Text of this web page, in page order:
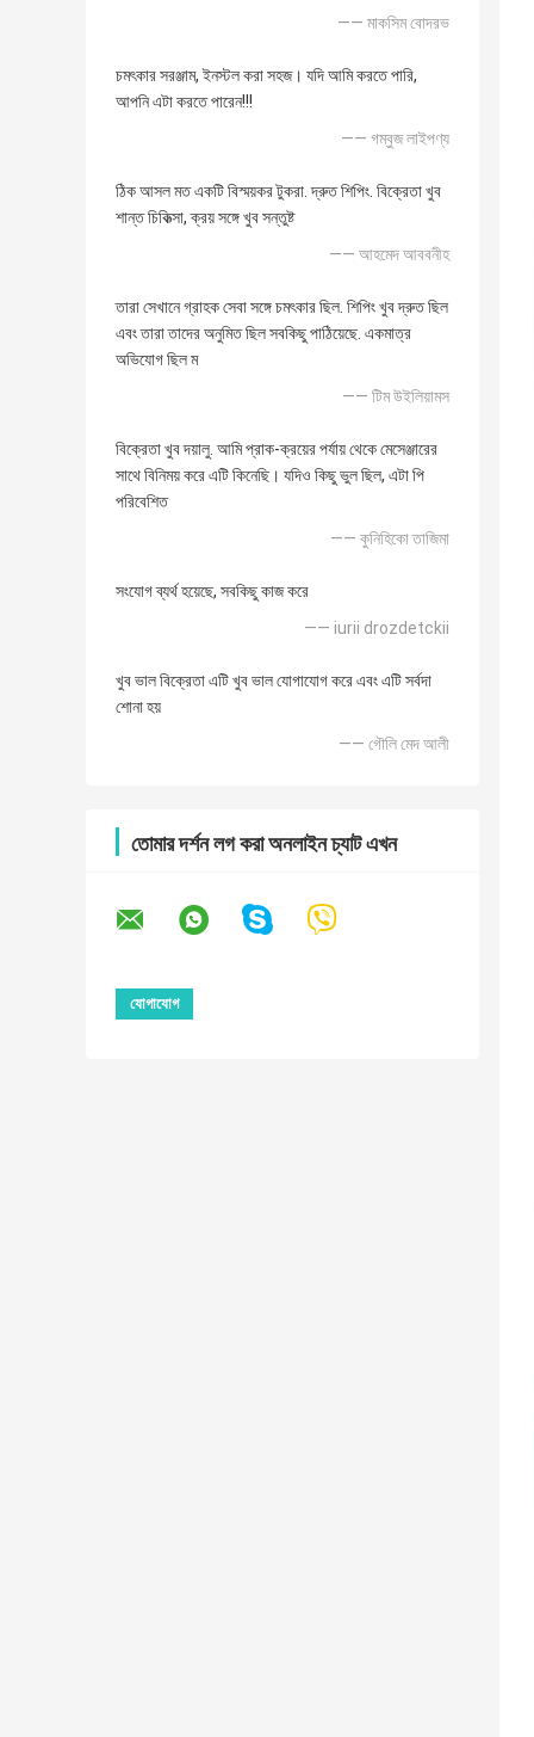
—— মাকসিম বোদরভ
চমৎকার সরঞ্জাম, ইনস্টল করা সহজ। যদি আমি করতে পারি,
আপনি এটা করতে পারেন!!!
—— গম্বুজ লাইপণ্য
ঠিক আসল মত একটি বিস্ময়কর টুকরা. দ্রুত শিপিং. বিক্রেতা খুব
শান্ত চিকিত্সা, ক্রয় সঙ্গে খুব সন্তুষ্ট
—— আহমেদ আববনীহ
তারা সেখানে গ্রাহক সেবা সঙ্গে চমৎকার ছিল. শিপিং খুব দ্রুত ছিল
এবং তারা তাদের অনুমিত ছিল সবকিছু পাঠিয়েছে. একমাত্র
অভিযোগ ছিল ম
—— টিম উইলিয়ামস
বিক্রেতা খুব দয়ালু. আমি প্রাক-ক্রয়ের পর্যায় থেকে মেসেঞ্জারের
সাথে বিনিময় করে এটি কিনেছি। যদিও কিছু ভুল ছিল, এটা পি
পরিবেশিত
—— কুনিহিকো তাজিমা
সংযোগ ব্যর্থ হয়েছে, সবকিছু কাজ করে
—— iurii drozdetckii
খুব ভাল বিক্রেতা এটি খুব ভাল যোগাযোগ করে এবং এটি সর্বদা
শোনা হয়
—— গৌলি মেদ আলী
তোমার দর্শন লগ করা অনলাইন চ্যাট এখন